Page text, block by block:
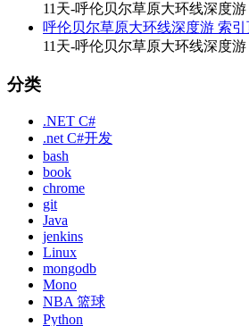
11天-呼伦贝尔草原大环线深度游
呼伦贝尔草原大环线深度游 索引
11天-呼伦贝尔草原大环线深度游
分类
.NET C#
.net C#开发
bash
book
chrome
git
Java
jenkins
Linux
mongodb
Mono
NBA 篮球
Python